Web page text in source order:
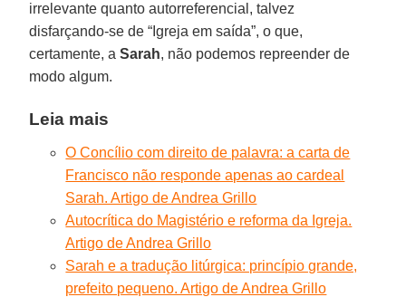
irrelevante quanto autorreferencial, talvez
disfarçando-se de “Igreja em saída”, o que,
certamente, aSarah, não podemos repreender de
modo algum.
Leia mais
O Concílio com direito de palavra: a carta de
Francisco não responde apenas ao cardeal
Sarah. Artigo de Andrea Grillo
Autocrítica do Magistério e reforma da Igreja.
Artigo de Andrea Grillo
Sarah e a tradução litúrgica: princípio grande,
prefeito pequeno. Artigo de Andrea Grillo